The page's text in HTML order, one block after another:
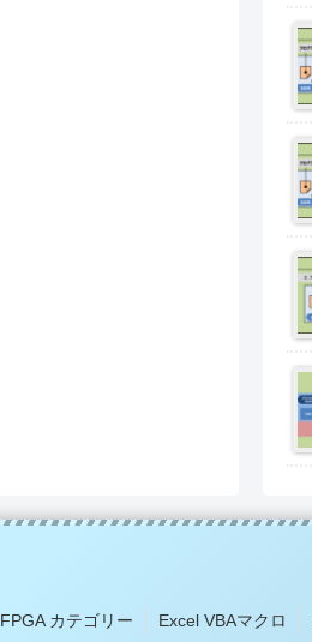
FPGA カテゴリー Excel VBAマクロ